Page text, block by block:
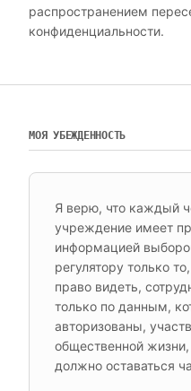
распространением
конфиденциальности.
МОЯ УБЕЖДЕННОСТЬ
Я верю, что каждый
учреждение имеет
информацией
регулятору только
право видеть,
только по данным,
авторизованы,
общественной жизни,
должно оставаться